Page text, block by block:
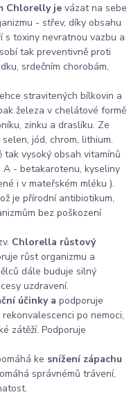
Chlorelly je vázat na sebe
- střev, díky obsahu
s toxiny nevratnou vazbu a
tak preventivně proti
srdečním chorobám,
stravitených bílkovin a
železa v chelátové formě
zinku a draslíku. Ze
jód, chrom, lithium.
tak vysoký obsah vitamínů
A - betakarotenu, kyseliny
i v mateřském mléku ).
je přírodní antibiotikum,
bez poškození
Chlorella růstový
růst organizmu a
dále buduje silný
uzdravení.
účinky a podporuje
po nemoci,
zátěží. Podporuje
ke snížení zápachu
správnémů trávení,